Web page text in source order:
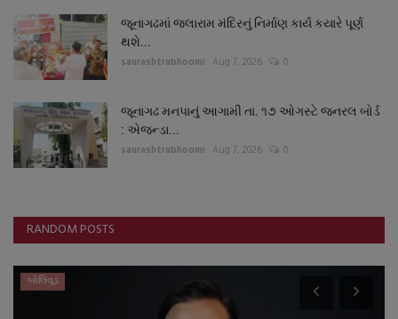
જૂનાગઢમાં જલારામ મંદિરનું નિર્માણ કાર્ય કયારે પૂર્ણ
થશે...
saurashtrabhoomi Aug 7, 2026 0
જૂનાગઢ મનપાનું આગામી તા. ૧૭ ઓગસ્ટે જનરલ બોર્ડ
: એજન્ડા...
saurashtrabhoomi Aug 7, 2026 0
RANDOM POSTS
બોલિવૂડ